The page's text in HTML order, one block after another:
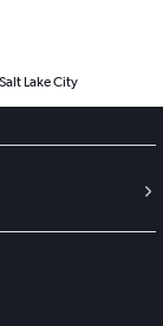
Lake City